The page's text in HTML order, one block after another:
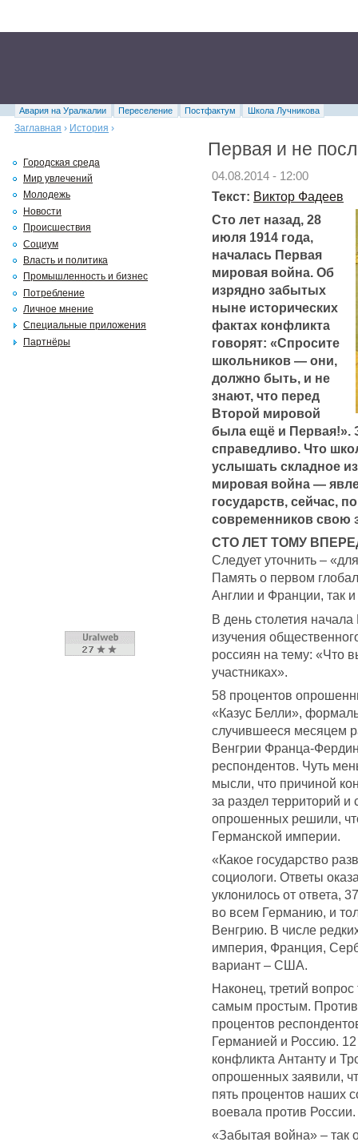
Авария на Уралкалии Переселение Постфактум
Школа Лучникова
Заглавная › История ›
Первая и не
04.08.2014 - 12:00
Текст: Виктор Фадеев
Сто лет назад, 28
июля 1914 года,
началась Первая
мировая война. Об
изрядно забытых
ныне исторических
фактах конфликта
говорят: «Спросите
школьников — они,
должно быть, и не
знают, что перед
Второй мировой
была ещё и Первая!».
справедливо. Что
услышать складное
мировая война —
государств, сейчас,
современников свою
СТО ЛЕТ ТОМУ
Следует уточнить –
Память о первом
Англии и Франции, так
В день столетия
изучения
россиян на тему: «Что
участниках».
58 процентов
«Казус Белли»,
случившееся месяцем
Венгрии Франца-
респондентов. Чуть
мысли, что причиной
за раздел территорий
опрошенных решили,
Германской империи.
«Какое государство
социологи. Ответы
уклонилось от ответа,
во всем Германию, и
Венгрию. В числе
империя, Франция,
вариант – США.
Наконец, третий
самым простым.
процентов
Германией и Россию.
конфликта Антанту и
опрошенных заявили,
пять процентов наших
воевала против России.
«Забытая война» – так
Городская среда
Мир увлечений
Молодежь
Новости
Происшествия
Социум
Власть и политика
Промышленность и бизнес
Потребление
Личное мнение
Специальные приложения
Партнёры